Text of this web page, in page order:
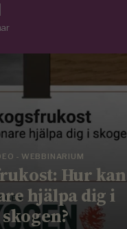
- WEBBINARIUM
Hur kan
hjälpa dig i
skogen?